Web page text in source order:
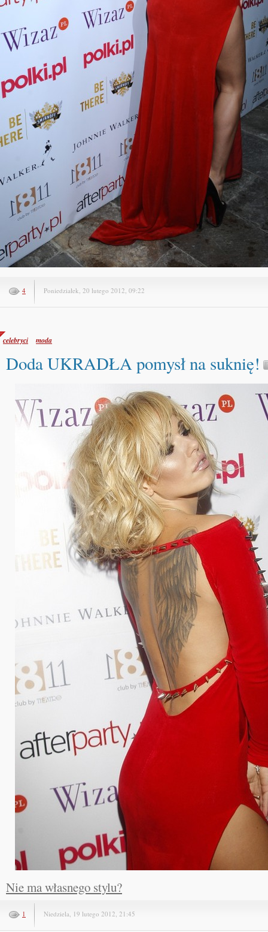
4 Poniedziałek, 20 lutego 2012, 09:22
celebryci moda
Doda UKRADŁA pomysł na suknię!
Nie ma własnego stylu?
1 Niedziela, 19 lutego 2012, 21:45